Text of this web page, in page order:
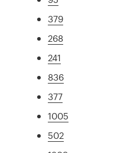
379
268
241
836
377
1005
502